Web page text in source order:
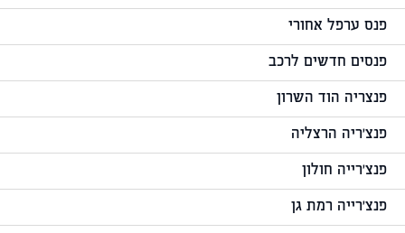
פנס ערפל אחורי
פנסים חדשים לרכב
פנצריה הוד השרון
פנצ'ריה הרצליה
פנצ'רייה חולון
פנצ'רייה רמת גן